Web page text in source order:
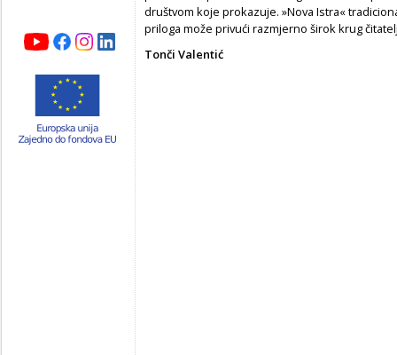
društvom koje prokazuje. »Nova Istra«
priloga može privući razmjerno širok krug
Tonči Valentić